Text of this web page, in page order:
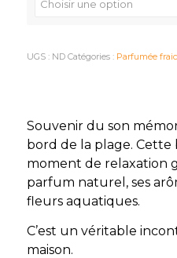
UGS : ND Catégories : Parfumée
Souvenir du son
bord de la plage.
moment de relaxation
parfum naturel, ses
fleurs aquatiques.
C’est un véritable
maison.